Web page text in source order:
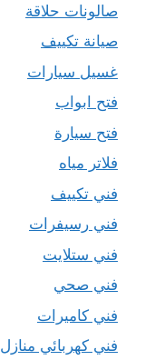
صالونات حلاقة
صيانة تكييف
غسيل سيارات
فتح ابواب
فتح سيارة
فلاتر مياه
فني تكييف
فني رسيفرات
فني ستلايت
فني صحي
فني كاميرات
فني كهربائي منازل